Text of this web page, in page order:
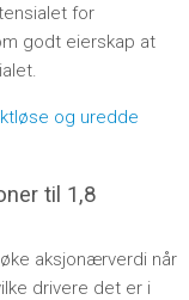
for
godt eierskap at
og uredde
til 1,8
aksjonærverdi når
drivere det er i